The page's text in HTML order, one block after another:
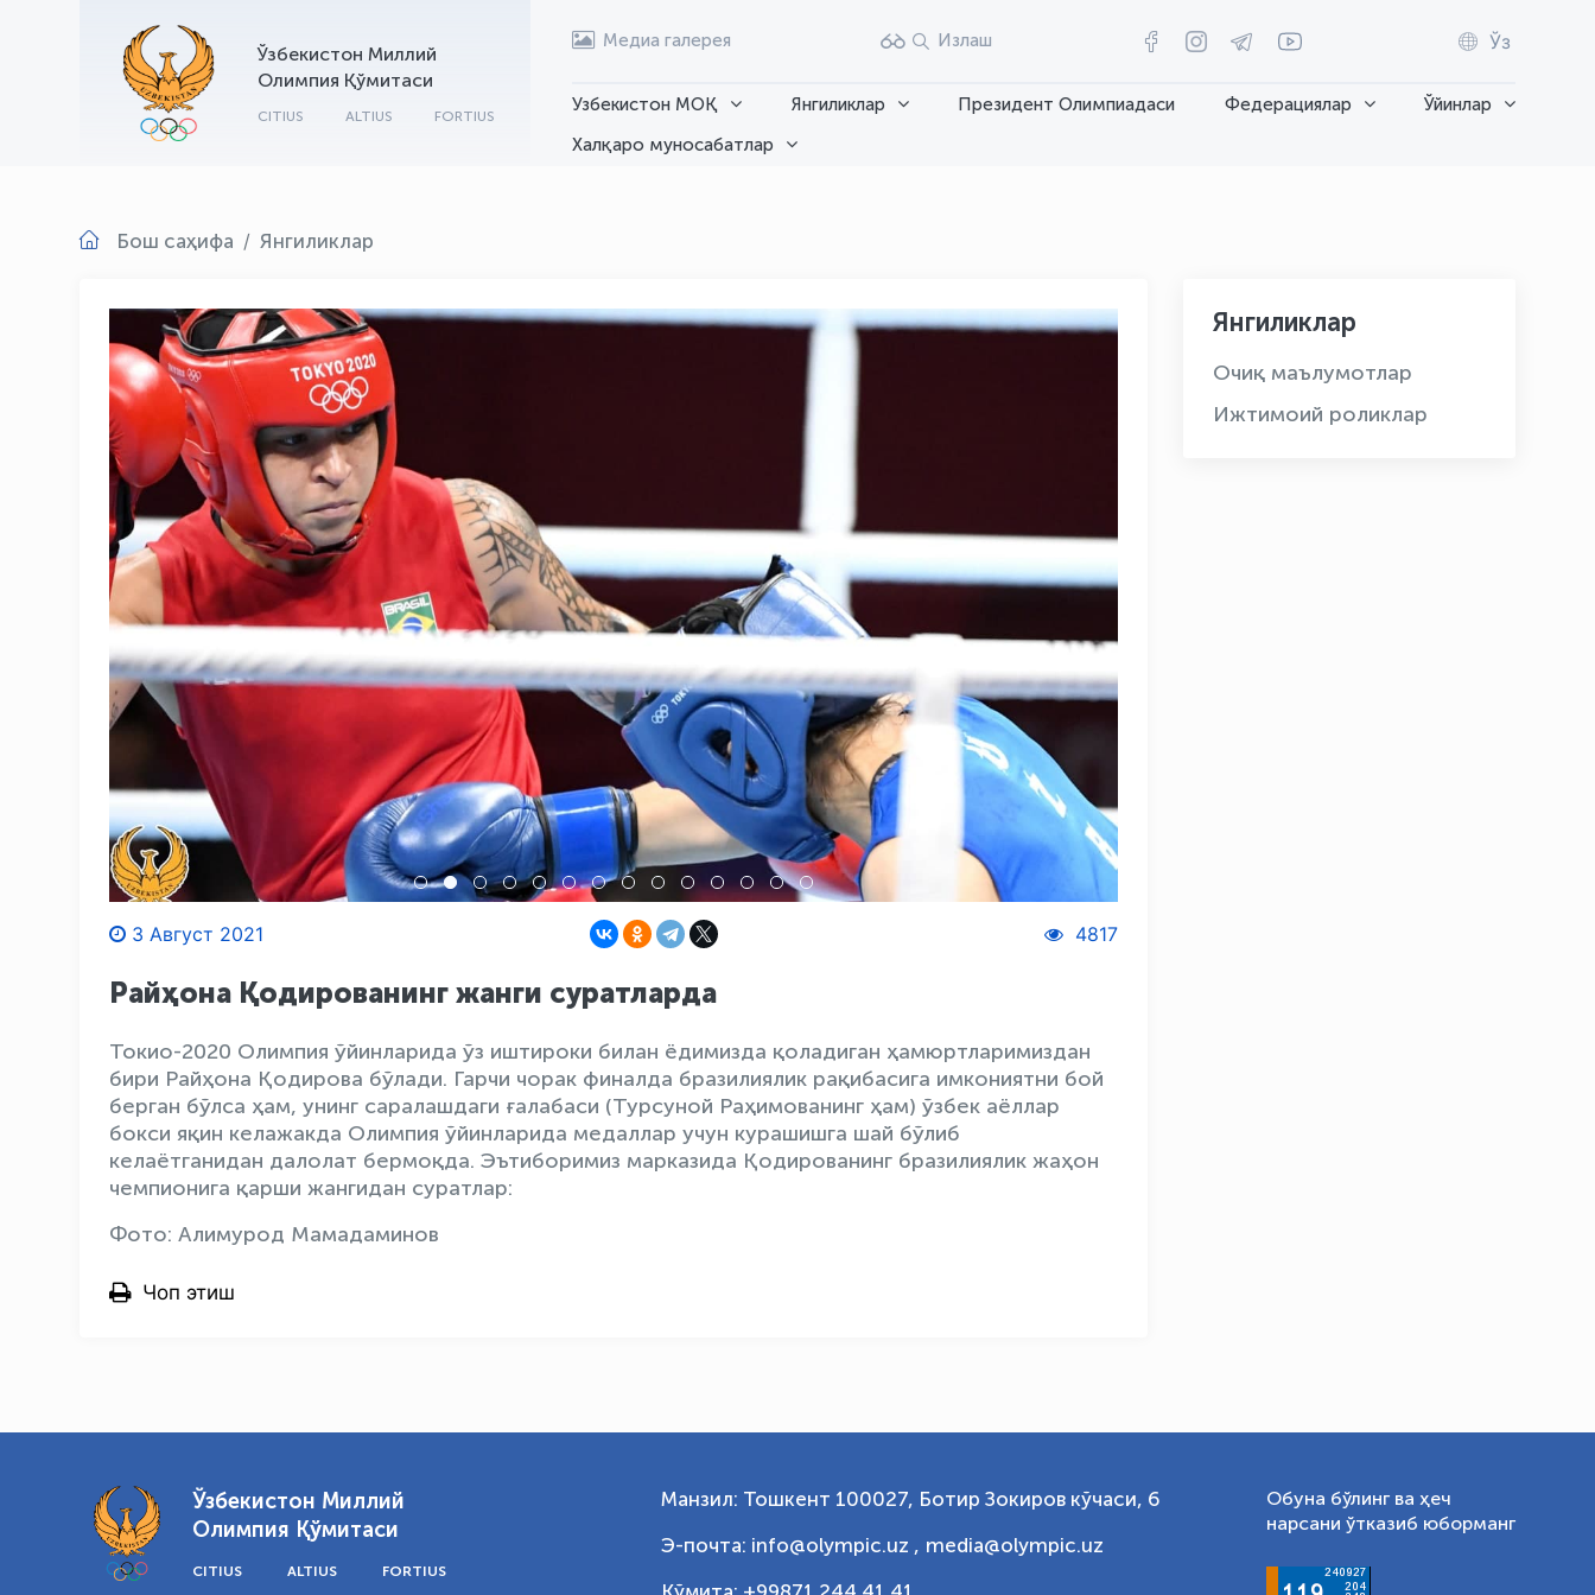
Ўзбекистон Миллий
Олимпия Қўмитаси
CITIUS ALTIUS FORTIUS
Медиа галерея Излаш Ўз
Узбекистон МОҚ Янгиликлар Президент Олимпиадаси Федерациялар
Ўйинлар
Халқаро муносабатлар
Бош саҳифа Янгиликлар
3 Август 2021 4817
Райҳона Қодированинг жанги суратларда
Токио-2020 Олимпия ўйинларида ўз иштироки билан ёдимизда қоладиган ҳамюртларимиздан
бири Райҳона Қодирова бўлади. Гарчи чорак финалда бразилиялик рақибасига имкониятни бой
берган бўлса ҳам, унинг саралашдаги ғалабаси (Турсуной Раҳимованинг ҳам) ўзбек аёллар
бокси яқин келажакда Олимпия ўйинларида медаллар учун курашишга шай бўлиб
келаётганидан далолат бермоқда. Эътиборимиз марказида Қодированинг бразилиялик жаҳон
чемпионига қарши жангидан суратлар:
Фото: Алимурод Мамадаминов
Чоп этиш
Янгиликлар
Очиқ маълумотлар
Ижтимоий роликлар
Ўзбекистон Миллий
Олимпия Қўмитаси
CITIUS ALTIUS FORTIUS
Манзил: Тошкент 100027, Ботир Зокиров кўчаси, 6
Э-почта: info@olympic.uz , media@olympic.uz
Обуна бўлинг ва ҳеч
нарсани ўтказиб юборманг